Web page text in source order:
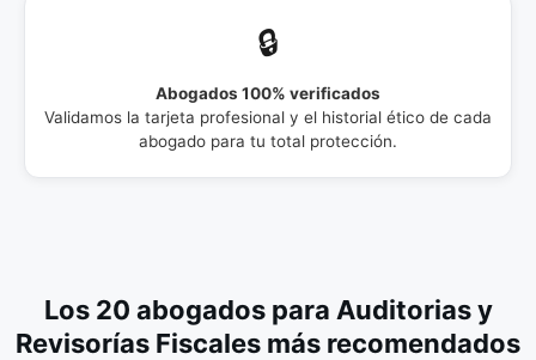
🔒
Abogados 100% verificados
Validamos la tarjeta profesional y el historial ético de cada
abogado para tu total protección.
Los 20 abogados para Auditorias y
Revisorías Fiscales más recomendados